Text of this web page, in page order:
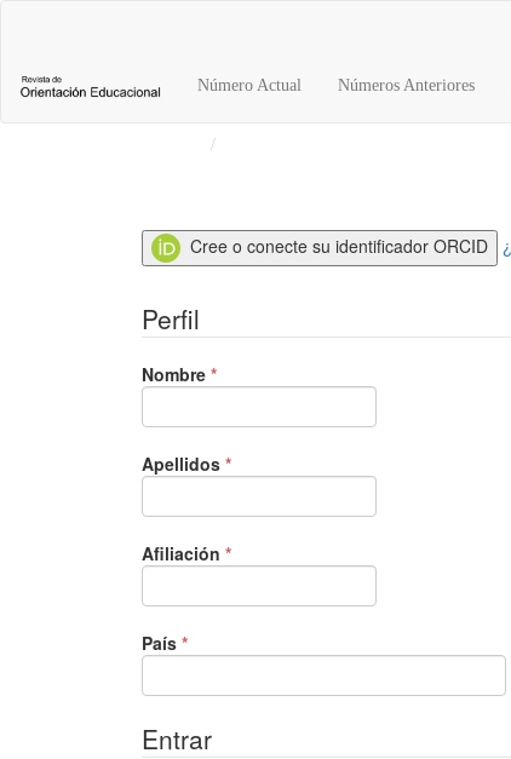
principal
Barra
Número Actual Números Anteriores
Cree o conecte su identificador ORCID
Perfil
Nombre *Obligatorio
Apellidos *Obligatorio
Afiliación *Obligatorio
País *Obligatorio
Entrar